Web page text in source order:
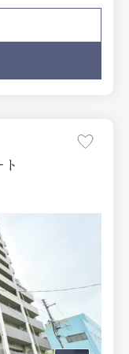
環境にも家計に
備えています。
美しいLDKを実
乾燥機・乾太く
豊富に搭載。忙
い住まいです。
ランク上の新築